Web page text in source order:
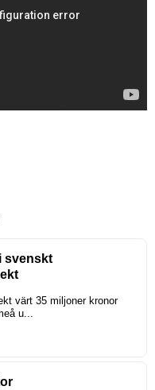
svenskt
värt 35 miljoner kronor
u...